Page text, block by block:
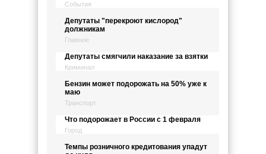
События
Депутаты "перекроют кислород"
должникам
Главное
Депутаты смягчили наказание за взятки
Криминал
Бензин может подорожать на 50% уже к
маю
Транспорт
Что подорожает в России с 1 февраля
Город
Темпы розничного кредитования упадут